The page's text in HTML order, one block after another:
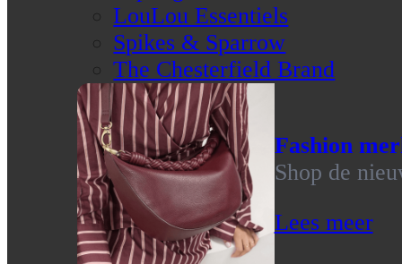
LouLou Essentiels
Spikes & Sparrow
The Chesterfield Brand
Fashion
Shop de
Lees meer